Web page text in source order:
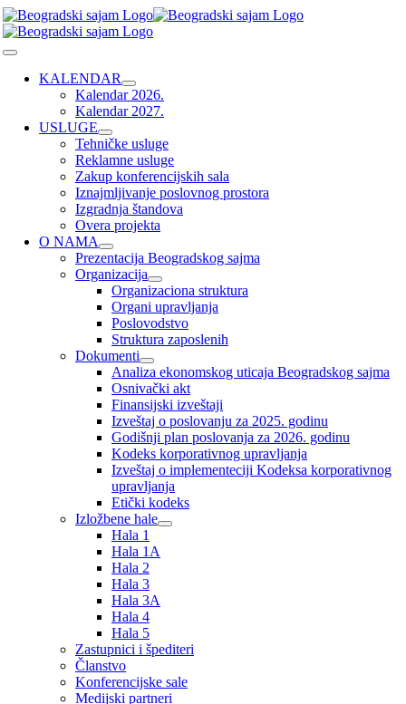
Skip
to
content
Toggle
NavigationKALENDAR
Kalendar 2026.
Kalendar 2027.
USLUGE
Tehničke usluge
Reklamne usluge
Zakup konferencijskih sala
Iznajmljivanje poslovnog prostora
Izgradnja štandova
Overa projekta
O NAMA
Prezentacija Beogradskog sajma
Organizacija
Organizaciona struktura
Organi upravljanja
Poslovodstvo
Struktura zaposlenih
Dokumenti
Analiza ekonomskog uticaja Beogradskog sajma
Osnivački akt
Finansijski izveštaji
Izveštaj o poslovanju za 2025. godinu
Godišnji plan poslovanja za 2026. godinu
Kodeks korporativnog upravljanja
Izveštaj o implementeciji Kodeksa korporativnog
upravljanja
Etički kodeks
Izložbene hale
Hala 1
Hala 1A
Hala 2
Hala 3
Hala 3A
Hala 4
Hala 5
Zastupnici i špediteri
Članstvo
Konferencijske sale
Medijski partneri